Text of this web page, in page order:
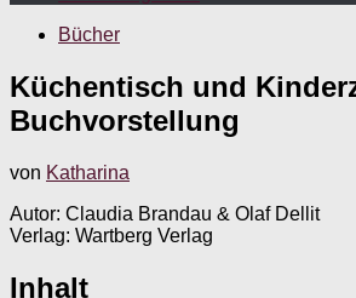
Bücher
Küchentisch und
Buchvorstellung
von Katharina
Autor: Claudia Brandau & Olaf Dellit
Verlag: Wartberg Verlag
Inhalt